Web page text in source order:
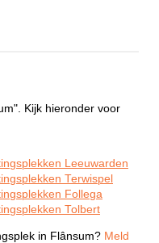
Kijk hieronder voor
Leeuwarden
Terwispel
Follega
Tolbert
in Flânsum? Meld